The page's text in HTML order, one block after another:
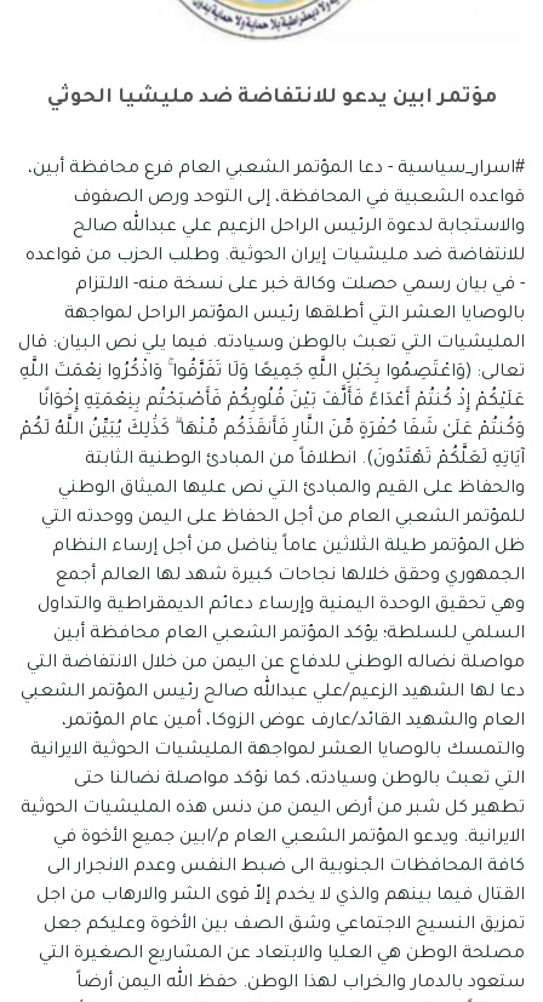
مؤتمر ابين يدعو للانتفاضة ضد مليشيا الحوثي
#اسرار_سياسية - دعا المؤتمر الشعبي العام فرع محافظة أبين،
قواعده الشعبية في المحافظة، إلى التوحد ورص الصفوف
والاستجابة لدعوة الرئيس الراحل الزعيم علي عبدالله صالح
للانتفاضة ضد مليشيات إيران الحوثية. وطلب الحزب من قواعده
- في بيان رسمي حصلت وكالة خبر على نسخة منه- الالتزام
بالوصايا العشر التي أطلقها رئيس المؤتمر الراحل لمواجهة
المليشيات التي تعبث بالوطن وسيادته. فيما يلي نص البيان: قال
تعالى: (وَاعْتَصِمُوا بِحَبْلِ اللَّهِ جَمِيعًا وَلَا تَفَرَّقُوا ۚ وَاذْكُرُوا نِعْمَتَ اللَّهِ
عَلَيْكُمْ إِذْ كُنتُمْ أَعْدَاءً فَأَلَّفَ بَيْنَ قُلُوبِكُمْ فَأَصْبَحْتُم بِنِعْمَتِهِ إِخْوَانًا
وَكُنتُمْ عَلَىٰ شَفَا حُفْرَةٍ مِّنَ النَّارِ فَأَنقَذَكُم مِّنْهَا ۗ كَذَٰلِكَ يُبَيِّنُ اللَّهُ لَكُمْ
آيَاتِهِ لَعَلَّكُمْ تَهْتَدُونَ). انطلاقاً من المبادئ الوطنية الثابتة
والحفاظ على القيم والمبادئ التي نص عليها الميثاق الوطني
للمؤتمر الشعبي العام من أجل الحفاظ على اليمن ووحدته التي
ظل المؤتمر طيلة الثلاثين عاماً يناضل من أجل إرساء النظام
الجمهوري وحقق خلالها نجاحات كبيرة شهد لها العالم أجمع
وهي تحقيق الوحدة اليمنية وإرساء دعائم الديمقراطية والتداول
السلمي للسلطة؛ يؤكد المؤتمر الشعبي العام محافظة أبين
مواصلة نضاله الوطني للدفاع عن اليمن من خلال الانتفاضة التي
دعا لها الشهيد الزعيم/علي عبدالله صالح رئيس المؤتمر الشعبي
العام والشهيد القائد/عارف عوض الزوكا، أمين عام المؤتمر،
والتمسك بالوصايا العشر لمواجهة المليشيات الحوثية الايرانية
التي تعبث بالوطن وسيادته، كما نؤكد مواصلة نضالنا حتى
تطهير كل شبر من أرض اليمن من دنس هذه المليشيات الحوثية
الايرانية. ويدعو المؤتمر الشعبي العام م/ابين جميع الأخوة في
كافة المحافظات الجنوبية الى ضبط النفس وعدم الانجرار الى
القتال فيما بينهم والذي لا يخدم إلاّ قوى الشر والارهاب من اجل
تمزيق النسيج الاجتماعي وشق الصف بين الأخوة وعليكم جعل
مصلحة الوطن هي العليا والابتعاد عن المشاريع الصغيرة التي
ستعود بالدمار والخراب لهذا الوطن. حفظ الله اليمن أرضاً